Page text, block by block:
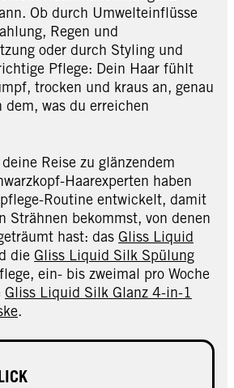
Ob durch Umwelteinflüsse
Regen und
oder durch Styling und
Pflege: Dein Haar fühlt
trocken und kraus an, genau
dem, was du erreichen
Reise zu glänzendem
Haarexperten haben
Routine entwickelt, damit
Strähnen bekommst, von denen
hast: das Gliss Liquid
die Gliss Liquid Silk Spülung
ein- bis zweimal pro Woche
Gliss Liquid Silk Glanz 4-in-1
.